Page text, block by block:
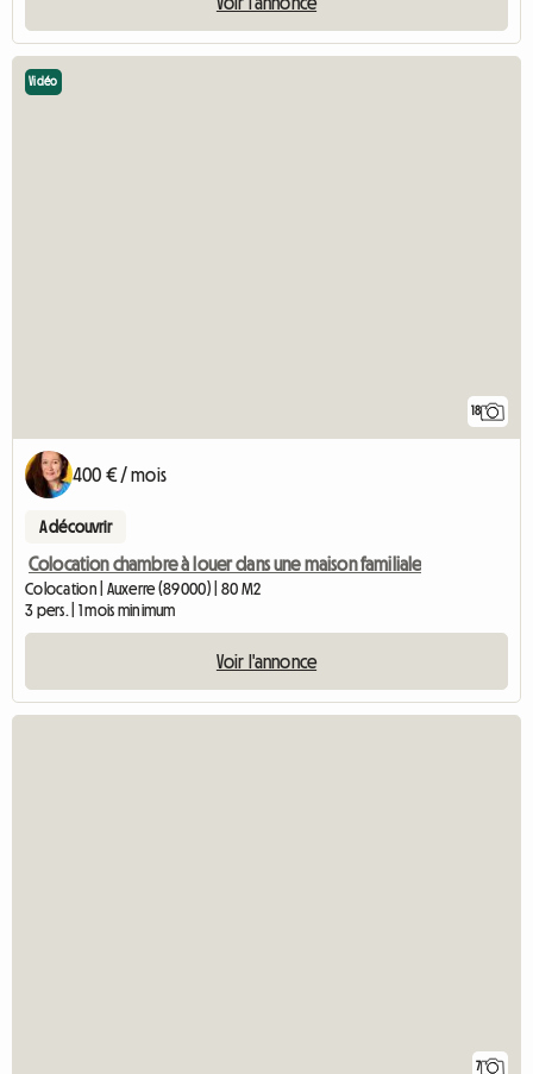
18
Vidéo
400 € / mois
A découvrir
Colocation chambre à louer dans une maison familiale
Colocation | Auxerre (89000) | 80 M2
3 pers. | 1 mois minimum
Voir l'annonce
7